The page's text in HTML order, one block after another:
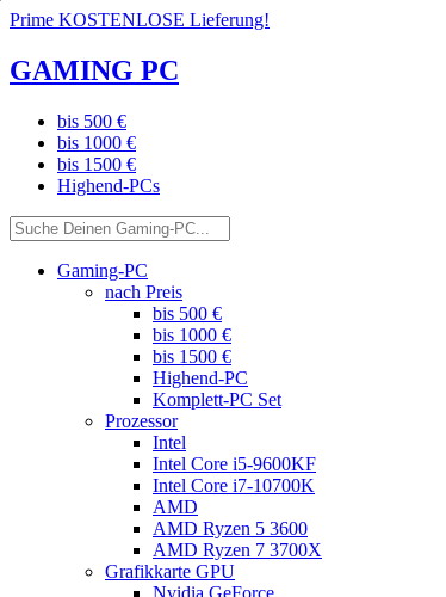
Prime KOSTENLOSE Lieferung!
GAMING PC
bis 500 €
bis 1000 €
bis 1500 €
Highend-PCs
Gaming-PC
nach Preis
bis 500 €
bis 1000 €
bis 1500 €
Highend-PC
Komplett-PC Set
Prozessor
Intel
Intel Core i5-9600KF
Intel Core i7-10700K
AMD
AMD Ryzen 5 3600
AMD Ryzen 7 3700X
Grafikkarte GPU
Nvidia GeForce